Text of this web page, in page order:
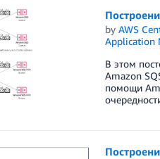
by AWS
Application
В этом
Amazon
помощи